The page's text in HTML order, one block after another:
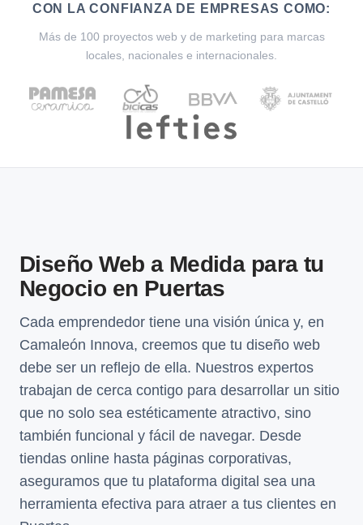
CON LA CONFIANZA DE EMPRESAS COMO:
Más de 100 proyectos web y de marketing para marcas
locales, nacionales e internacionales.
Diseño Web a Medida para tu
Negocio en Puertas
Cada emprendedor tiene una visión única y, en
Camaleón Innova, creemos que tu diseño web
debe ser un reflejo de ella. Nuestros expertos
trabajan de cerca contigo para desarrollar un sitio
que no solo sea estéticamente atractivo, sino
también funcional y fácil de navegar. Desde
tiendas online hasta páginas corporativas,
aseguramos que tu plataforma digital sea una
herramienta efectiva para atraer a tus clientes en